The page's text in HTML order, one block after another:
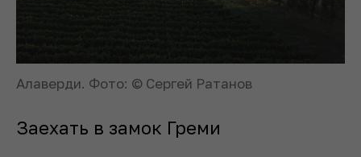
Алаверди. Фото: © Сергей Ратанов
Заехать в замок Греми